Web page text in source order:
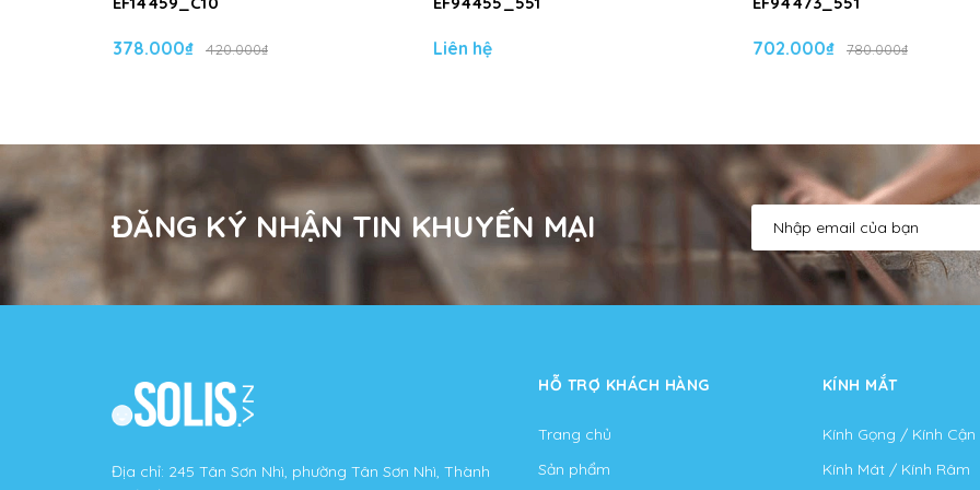
378.000₫ 420.000₫ Liên hệ 702.000₫ 780.000₫
ĐĂNG KÝ NHẬN TIN KHUYẾN MẠI
Địa chỉ: 245 Tân Sơn Nhì, phường Tân Sơn Nhì, Thành
HỖ TRỢ KHÁCH HÀNG
Trang chủ
Sản phẩm
KÍNH MẮT
Kính Gọng / Kính Cận
Kính Mát / Kính Râm